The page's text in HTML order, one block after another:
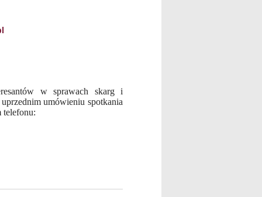
w sprawach skarg i
umówieniu spotkania
telefonu: